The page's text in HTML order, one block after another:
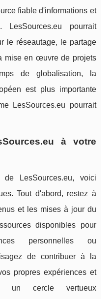
fiable d'informations et
pourrait
le réseautage, le partage
mise en œuvre de projets
de globalisation, la
est plus importante
LesSources.eu pourrait
à votre
LesSources.eu, voici
Tout d'abord, restez à
et les mises à jour du
disponibles pour
personnelles ou
de contribuer à la
propres expériences et
un cercle vertueux